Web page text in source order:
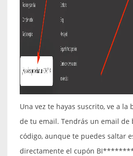
Una vez te hayas suscrito, ve a la
de tu email. Tendrás un email de
código, aunque te puedes saltar
directamente el cupón